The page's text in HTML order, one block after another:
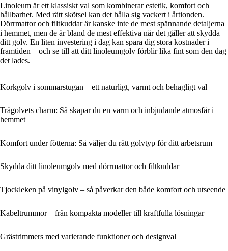
Linoleum är ett klassiskt val som kombinerar estetik, komfort och
hållbarhet. Med rätt skötsel kan det hålla sig vackert i årtionden.
Dörrmattor och filtkuddar är kanske inte de mest spännande detaljerna
i hemmet, men de är bland de mest effektiva när det gäller att skydda
ditt golv. En liten investering i dag kan spara dig stora kostnader i
framtiden – och se till att ditt linoleumgolv förblir lika fint som den dag
det lades.
Korkgolv i sommarstugan – ett naturligt, varmt och behagligt val
Trägolvets charm: Så skapar du en varm och inbjudande atmosfär i
hemmet
Komfort under fötterna: Så väljer du rätt golvtyp för ditt arbetsrum
Skydda ditt linoleumgolv med dörrmattor och filtkuddar
Tjockleken på vinylgolv – så påverkar den både komfort och utseende
Kabeltrummor – från kompakta modeller till kraftfulla lösningar
Grästrimmers med varierande funktioner och designval